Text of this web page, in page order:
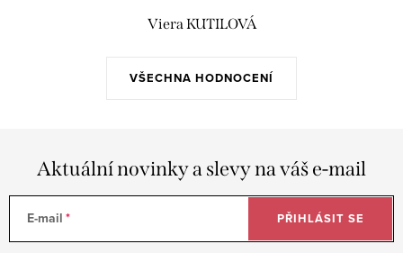
VŠECHNA HODNOCENÍ
Viera KUTILOVÁ
Aktuální novinky a slevy na váš e-mail
E-mail PŘIHLÁSIT SE